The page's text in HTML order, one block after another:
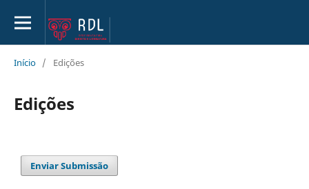
Início / Edições
Edições
Enviar Submissão